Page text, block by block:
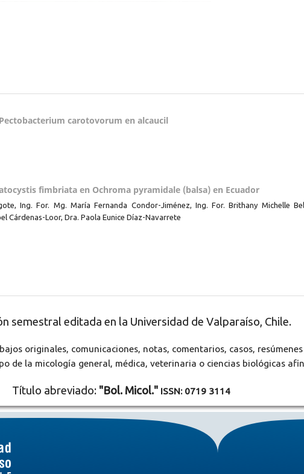
carotovorum en alcaucil
fimbriata en Ochroma pyramidale (balsa) en Ecuador
Ing. For. Mg. María Fernanda Condor-Jiménez, Ing. For. Brithany Michelle
Cárdenas-Loor, Dra. Paola Eunice Díaz-Navarrete
semestral editada en la Universidad de Valparaíso, Chile.
originales, comunicaciones, notas, comentarios, casos,
de la micología general, médica, veterinaria o ciencias biológicas
Título abreviado: "Bol. Micol." ISSN: 0719 3114